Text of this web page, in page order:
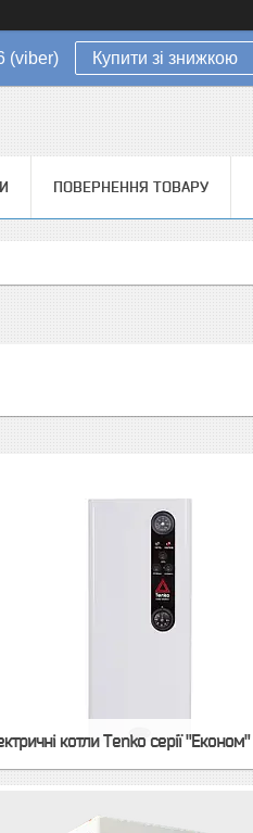
(viber) Купити зі знижкою
ПОВЕРНЕННЯ ТОВАРУ
котли Tenko серії "Економ"